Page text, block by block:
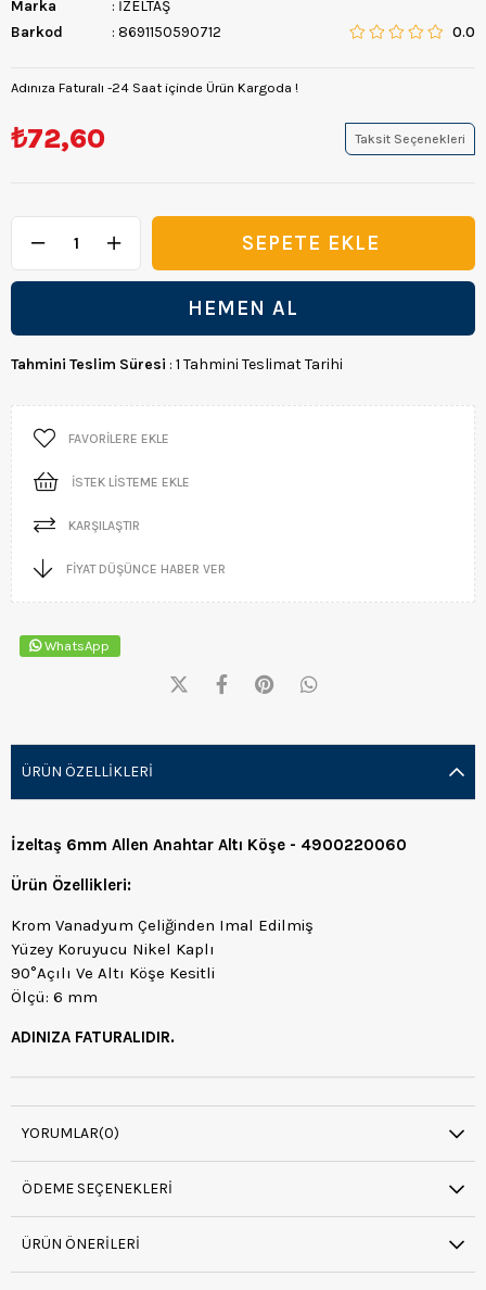
Marka
: İZELTAŞ
Barkod
: 8691150590712 0.0
Adınıza Faturalı -24 Saat içinde Ürün Kargoda !
₺72,60 Taksit Seçenekleri
Tahmini Teslim Süresi : 1 Tahmini Teslimat Tarihi
FAVORILERE EKLE
İSTEK LISTEME EKLE
KARŞILAŞTIR
FIYAT DÜŞÜNCE HABER VER
WhatsApp
ÜRÜN ÖZELLIKLERI
İzeltaş 6mm Allen Anahtar Altı Köşe - 4900220060
Ürün Özellikleri:
Krom Vanadyum Çeliğinden Imal Edilmiş
Yüzey Koruyucu Nikel Kaplı
90°Açılı Ve Altı Köşe Kesitli
Ölçü: 6 mm
ADINIZA FATURALIDIR.
YORUMLAR(0)
ÖDEME SEÇENEKLERI
ÜRÜN ÖNERILERI